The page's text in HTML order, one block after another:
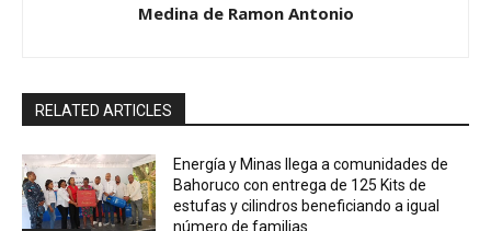
Medina de Ramon Antonio
RELATED ARTICLES
Energía y Minas llega a comunidades de
Bahoruco con entrega de 125 Kits de
estufas y cilindros beneficiando a igual
número de familias